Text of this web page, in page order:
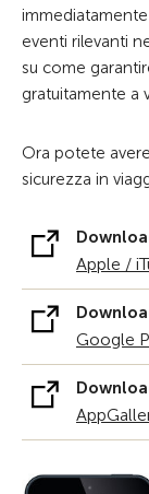
eventi rilevanti
su come
gratuitamente a
Ora potete
sicurezza in
Apple /
Google